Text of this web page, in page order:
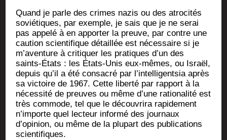
Quand je parle des crimes nazis ou des atro­ci­tés
sovié­tiques, par exemple, je sais que je ne serai
pas appe­lé à en appor­ter la preuve, par contre une
cau­tion scien­ti­fique détaillée est néces­saire si je
m’aventure à cri­ti­quer les pra­tiques d’un des
saints-États : les États-Unis eux-mêmes, ou Israël,
depuis qu’il a été consa­cré par l’intelligentsia après
sa vic­toire de 1967. Cette liber­té par rap­port à la
néces­si­té de preuves ou même d’une ratio­na­li­té est
très com­mode, tel que le décou­vri­ra rapi­de­ment
n’importe quel lec­teur infor­mé des jour­naux
d’opinion, ou même de la plu­part des publi­ca­tions
scientifiques.